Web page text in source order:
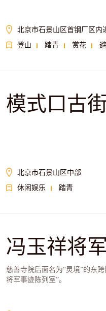
北京市石景山区首钢厂区内
登山
踏青 赏花
模式口古
北京市石景山区中部
休闲娱乐
踏青
冯玉祥将
慈善寺院后面名为“灵境”的东
将军事迹陈列室”。